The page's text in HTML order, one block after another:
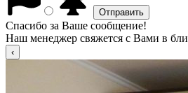
Спасибо за Ваше сообщение!
Наш менеджер свяжется с Вами в